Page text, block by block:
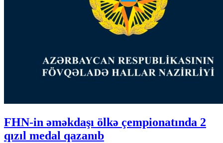
FHN-in əməkdaşı ölkə çempionatında 2
qızıl medal qazanıb